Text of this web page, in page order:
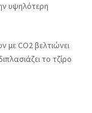
υψηλότερη
με CO2 βελτιώνει
το τζίρο